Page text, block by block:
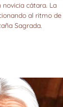
cátara. La
al ritmo de
Sagrada.